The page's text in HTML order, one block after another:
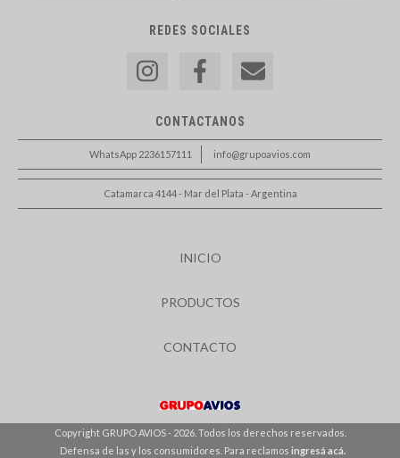
REDES SOCIALES
CONTACTANOS
WhatsApp 2236157111 info@grupoavios.com
Catamarca 4144 - Mar del Plata - Argentina
INICIO
PRODUCTOS
CONTACTO
Copyright GRUPO AVIOS - 2026. Todos los derechos reservados.
Defensa de las y los consumidores. Para reclamos ingresá acá.